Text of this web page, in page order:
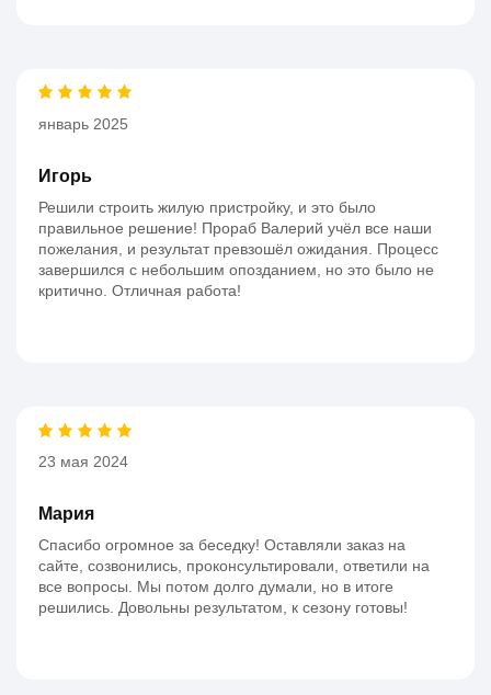
январь 2025
Игорь
Решили строить жилую пристройку, и это было
правильное решение! Прораб Валерий учёл все наши
пожелания, и результат превзошёл ожидания. Процесс
завершился с небольшим опозданием, но это было не
критично. Отличная работа!
23 мая 2024
Мария
Спасибо огромное за беседку! Оставляли заказ на
сайте, созвонились, проконсультировали, ответили на
все вопросы. Мы потом долго думали, но в итоге
решились. Довольны результатом, к сезону готовы!